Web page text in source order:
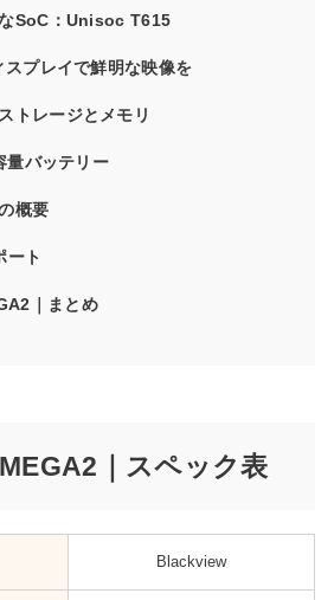
SoC：Unisoc T615
プレイで鮮明な映像を
トレージとメモリ
バッテリー
概要
ート
｜まとめ
｜スペック表
Blackview